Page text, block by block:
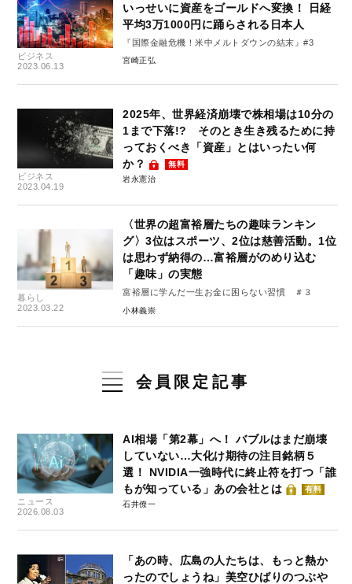
ビジネス
2023.06.13
いっせいに資産をゴールドへ変換！ 日経
平均3万1000円に踊らされる日本人
『国際金融危機！米中メルトダウンの結末』#3
宮崎正弘
ビジネス
2023.04.19
2025年、世界経済崩壊で株相場は10分の
1まで下落!? そのとき生き残るために持
っておくべき「資産」とはいったい何
か？
無料
岩永憲治
暮らし
2023.03.22
〈世界の超富裕層たちの趣味ランキン
グ〉3位はスポーツ、2位は慈善活動。1位
は思わず納得の…富裕層がのめり込む
「趣味」の実態
富裕層に学んだ一生お金に困らない習慣 ＃３
小林義崇
会員限定記事
ニュース
2026.08.03
AI相場「第2幕」へ！ バブルはまだ崩壊
していない…大化け期待の注目銘柄５
選！ NVIDIA一強時代に終止符を打つ「誰
もが知っている」あの会社とは
有料
石井僚一
「あの時、広島の人たちは、もっと熱か
ったのでしょうね」美空ひばりのつぶや